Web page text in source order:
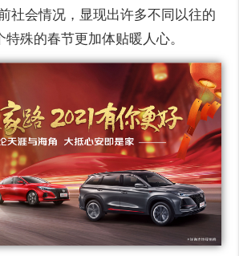
社会情况，显现出许多不同以往的
殊的春节更加体贴暖人心。